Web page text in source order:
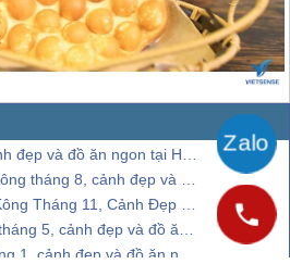
ăn ngon tại Hồng Kông tháng 1
8, cảnh đẹp và đồ ăn ngon
11, Cảnh Đẹp Và Đồ Ăn Ngon
5, cảnh đẹp và đồ ăn ngon
cảnh đẹp và đồ ăn ngon